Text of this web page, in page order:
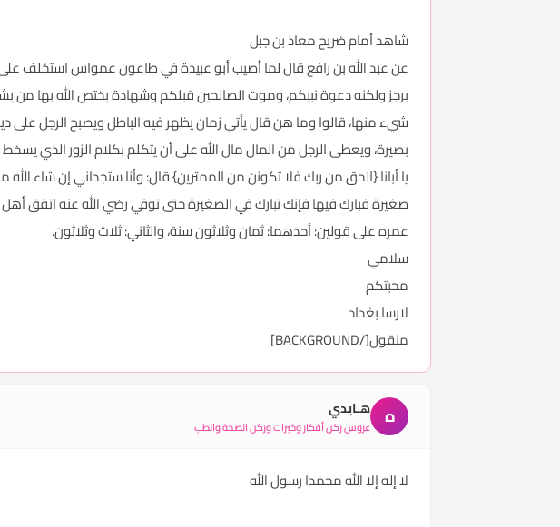
شاهد أمام ضريح معاذ بن جبل
عن عبد الله بن رافع قال لما أصيب أبو عبيدة في طاعون عمواس استخلف على
برجز ولكنه دعوة نبيكم، وموت الصالحين قبلكم وشهادة يختص الله بها من
شيء منها، قالوا وما هن قال يأتي زمان يظهر فيه الباطل ويصبح الرجل على
بصيرة، ويعطى الرجل من المال مال الله على أن يتكلم بكلام الزور الذي
يا أبانا {الحق من ربك فلا تكونن من الممترين} قال: وأنا ستجداني إن شاء
صغيرة فبارك فيها فإنك تبارك في الصغيرة حتى توفي رضي الله عنه اتفق
عمره على قولين: أحدهما: ثمان وثلاثون سنة، والثاني: ثلاث وثلاثون.
سلامي
محبتكم
لارسا بغداد
منقول[/BACKGROUND]
ه هـايدي
عروس ركن أفكار وخبرات وركن الصحة والطب
لا إله إلا الله محمدا رسول الله